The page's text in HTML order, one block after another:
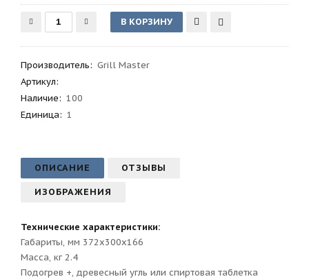
Производитель: Grill Master
Артикул:
Наличие: 100
Единица: 1
ОПИСАНИЕ ОТЗЫВЫ
ИЗОБРАЖЕНИЯ
Технические характеристики:
Габариты, мм 372х300х166
Масса, кг 2.4
Подогрев +, древесный угль или спиртовая таблетка